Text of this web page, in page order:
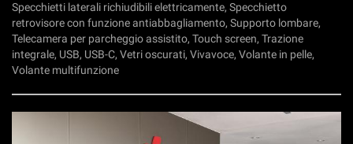
Specchietti laterali richiudibili elettricamente, Specchietto
retrovisore con funzione antiabbagliamento, Supporto lombare,
Telecamera per parcheggio assistito, Touch screen, Trazione
integrale, USB, USB-C, Vetri oscurati, Vivavoce, Volante in pelle,
Volante multifunzione
Cookie analitici
Cookie di marketing